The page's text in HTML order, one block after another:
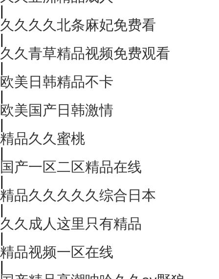
|
久久久久北条麻妃免费看
|
久久青草精品视频免费观看
|
欧美日韩精品不卡
|
欧美国产日韩激情
|
精品久久蜜桃
|
国产一区二区精品在线
|
精品久久久久久综合日本
|
久久成人这里只有精品
|
精品视频一区在线
|